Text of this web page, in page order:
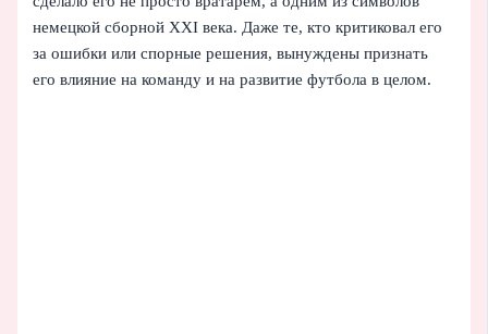
немецкой сборной XXI века. Даже те, кто критиковал его
за ошибки или спорные решения, вынуждены признать
его влияние на команду и на развитие футбола в целом.